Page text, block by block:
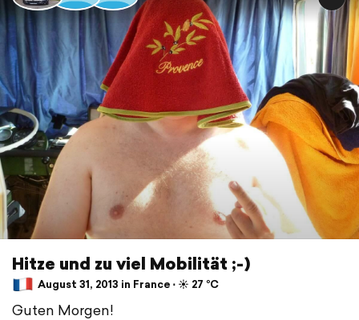
Hitze und zu viel Mobilität ;-)
August 31, 2013 in France ⋅ ☀️ 27 °C
Guten Morgen!